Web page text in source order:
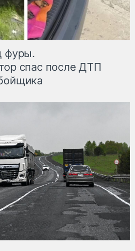
фуры.
спас после ДТП